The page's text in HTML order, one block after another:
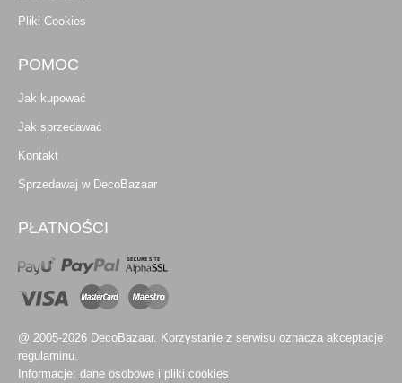
Pliki Cookies
POMOC
Jak kupować
Jak sprzedawać
Kontakt
Sprzedawaj w DecoBazaar
PŁATNOŚCI
@ 2005-2026 DecoBazaar. Korzystanie z serwisu oznacza akceptację
regulaminu.
Informacje: dane osobowe i pliki cookies